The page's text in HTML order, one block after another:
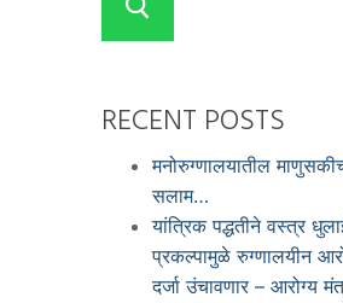
RECENT POSTS
मनोरुग्णालयातील
सलाम…
यांत्रिक पद्धतीने वस्त्र
प्रकल्पामुळे रुग्णालयीन
दर्जा उंचावणार – आरोग्य